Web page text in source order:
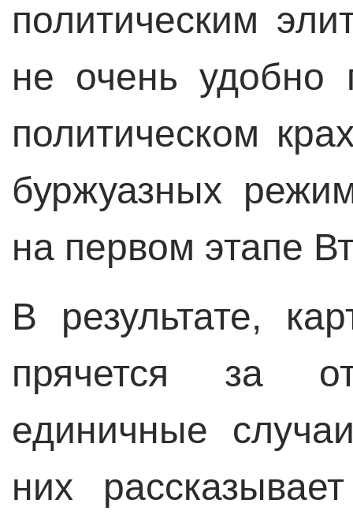
политическим
не очень удобно
политическом
буржуазных
на первом этапе
В результате,
прячется за
единичные
них